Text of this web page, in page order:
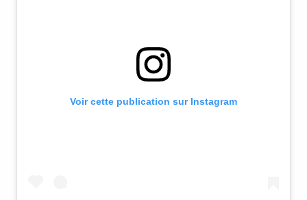
Voir cette publication sur Instagram